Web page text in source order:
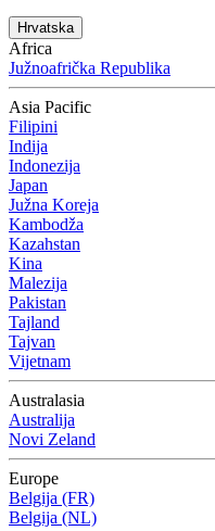
Hrvatska
Africa
Južnoafrička Republika
Asia Pacific
Filipini
Indija
Indonezija
Japan
Južna Koreja
Kambodža
Kazahstan
Kina
Malezija
Pakistan
Tajland
Tajvan
Vijetnam
Australasia
Australija
Novi Zeland
Europe
Belgija (FR)
Belgija (NL)